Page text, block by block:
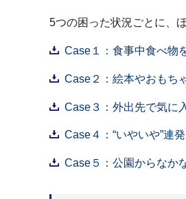
5つの困った状況ごとに、
Case１：食事中食べ物
Case２：絵本やおもち
Case３：外出先で気に
Case４：“いやいや”連
Case５：公園からなか